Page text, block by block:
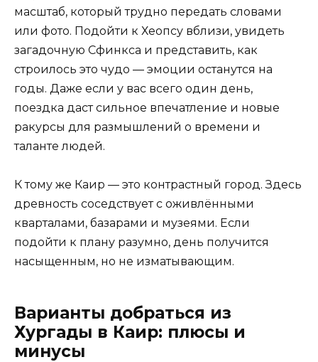
масштаб, который трудно передать словами
или фото. Подойти к Хеопсу вблизи, увидеть
загадочную Сфинкса и представить, как
строилось это чудо — эмоции останутся на
годы. Даже если у вас всего один день,
поездка даст сильное впечатление и новые
ракурсы для размышлений о времени и
таланте людей.
К тому же Каир — это контрастный город. Здесь
древность соседствует с оживлёнными
кварталами, базарами и музеями. Если
подойти к плану разумно, день получится
насыщенным, но не изматывающим.
Варианты добраться из
Хургады в Каир: плюсы и
минусы